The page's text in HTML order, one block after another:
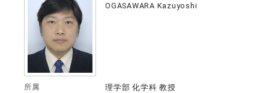
OGASAWARA Kazuyoshi
所属 理学部 化学科 教授